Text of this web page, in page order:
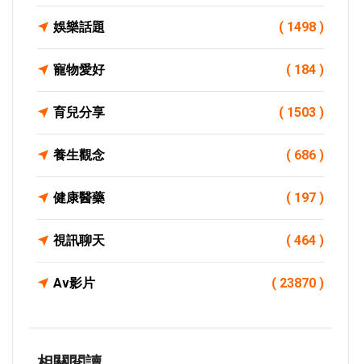
娛樂話題 ( 1498 )
寵物愛好 ( 184 )
育兒分享 ( 1503 )
養生觀念 ( 686 )
健康醫藥 ( 197 )
視訊聊天 ( 464 )
Av影片 ( 23870 )